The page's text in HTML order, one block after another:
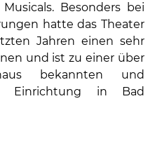
Besonders bei
hatte das Theater
Jahren einen sehr
und ist zu einer über
bekannten und
Einrichtung in Bad